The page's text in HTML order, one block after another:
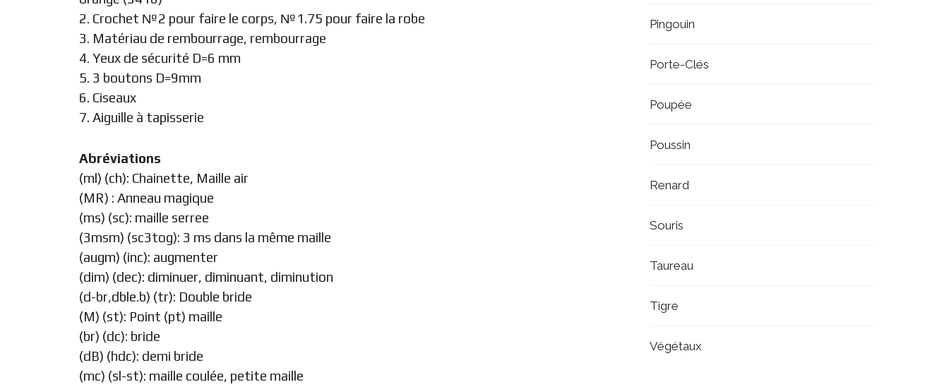
2. Crochet №2 pour faire le corps, №1.75 pour faire la robe
3. Matériau de rembourrage, rembourrage
4. Yeux de sécurité D=6 mm
5. 3 boutons D=9mm
6. Ciseaux
7. Aiguille à tapisserie
Abréviations
(ml) (ch): Chainette, Maille air
(MR) : Anneau magique
(ms) (sc): maille serree
(3msm) (sc3tog): 3 ms dans la même maille
(augm) (inc): augmenter
(dim) (dec): diminuer, diminuant, diminution
(d-br,dble.b) (tr): Double bride
(M) (st): Point (pt) maille
(br) (dc): bride
(dB) (hdc): demi bride
(mc) (sl-st): maille coulée, petite maille
Pingouin
Porte-Clés
Poupée
Poussin
Renard
Souris
Taureau
Tigre
Végétaux